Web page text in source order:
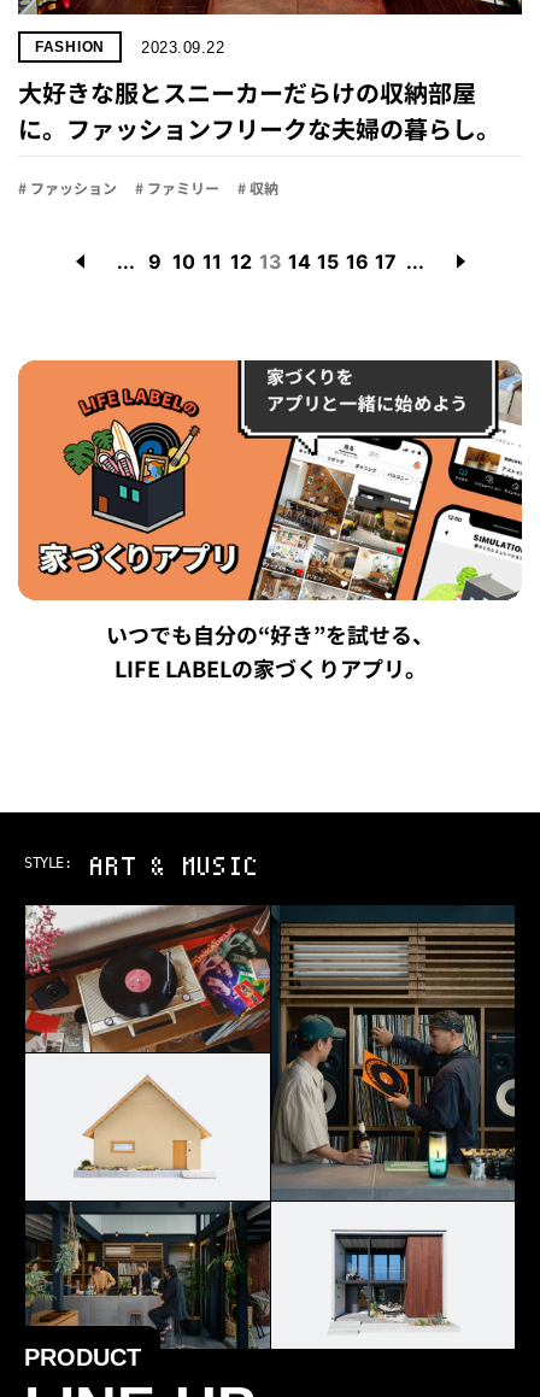
FASHION 2023.09.22
大好きな服とスニーカーだらけの収納部屋
に。ファッションフリークな夫婦の暮らし。
# ファッション # ファミリー # 収納
... 9 10 11 12 13 14 15 16 17 ...
いつでも自分の“好き”を試せる、
LIFE LABELの家づくりアプリ。
STYLE: ART & MUSIC
PRODUCT